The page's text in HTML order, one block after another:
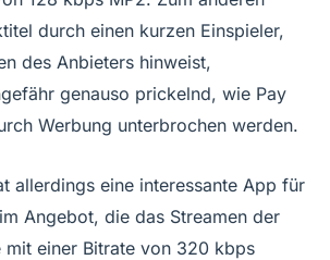
durch einen kurzen Einspieler,
des Anbieters hinweist,
genauso prickelnd, wie Pay
Werbung unterbrochen werden.
allerdings eine interessante App für
Angebot, die das Streamen der
mit einer Bitrate von 320 kbps